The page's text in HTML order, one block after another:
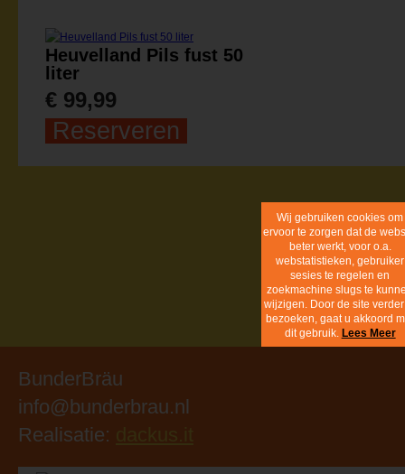
Heuvelland Pils fust 50
liter
€ 99,99
Reserveren
Wij gebruiken
cookies om
zorgen dat de
website beter
voor o.a.
webstatistieken,
gebruiker sesies
regelen en
zoekmachine
kunnen